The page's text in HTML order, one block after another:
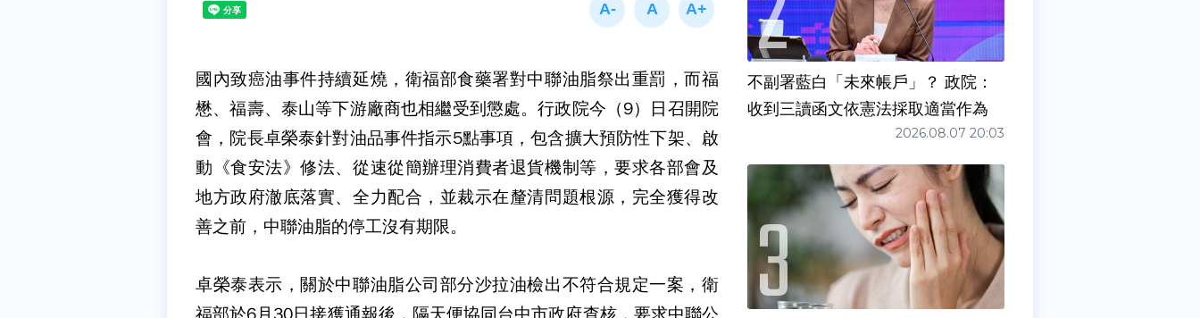
國內致癌油事件持續延燒，衛福部食藥署對中聯油脂祭出重罰，而福
懋、福壽、泰山等下游廠商也相繼受到懲處。行政院今（9）日召開院
會，院長卓榮泰針對油品事件指示5點事項，包含擴大預防性下架、啟
動《食安法》修法、從速從簡辦理消費者退貨機制等，要求各部會及
地方政府澈底落實、全力配合，並裁示在釐清問題根源，完全獲得改
善之前，中聯油脂的停工沒有期限。
卓榮泰表示，關於中聯油脂公司部分沙拉油檢出不符合規定一案，衛
不副署藍白「未來帳戶」？ 政院：
收到三讀函文依憲法採取適當作為
2026.08.07 20:03